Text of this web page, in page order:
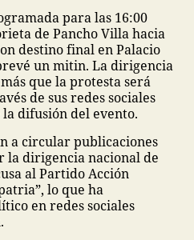
para las 16:00
de Pancho Villa hacia
destino final en Palacio
un mitin. La dirigencia
que la protesta será
de sus redes sociales
difusión del evento.
a circular publicaciones
la dirigencia nacional de
al Partido Acción
lo que ha
en redes sociales